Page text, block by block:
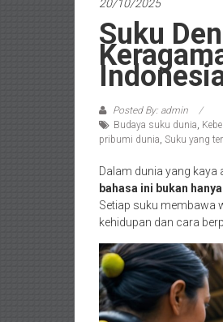
20/10/2025
Suku
Posted By: admin
Budaya suku dunia,
pribumi dunia, Suku yang
Dalam dunia yang kaya
bahasa ini bukan
Setiap suku membawa
kehidupan dan cara